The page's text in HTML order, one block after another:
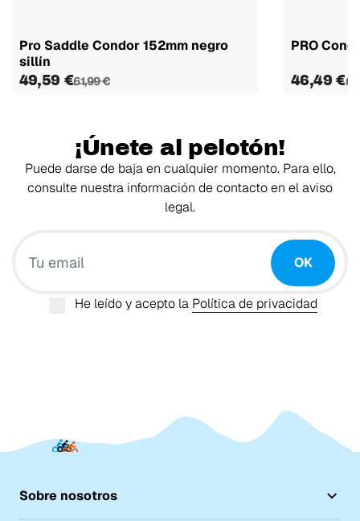
Pro Saddle Condor 152mm negro
sillín
49,59 €61,99 €
PRO
46,49 €
¡Únete al pelotón!
Puede darse de baja en cualquier momento. Para ello,
consulte nuestra información de contacto en el aviso
legal.
OK
He leído y acepto la Política de privacidad
Sobre nosotros